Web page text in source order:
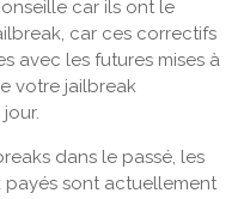
car ils ont le
car ces correctifs
avec les futures mises à
votre jailbreak
dans le passé, les
sont actuellement